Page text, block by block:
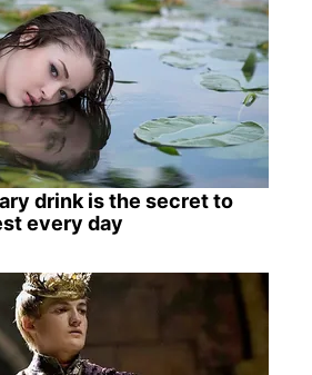
drink is the secret to
every day